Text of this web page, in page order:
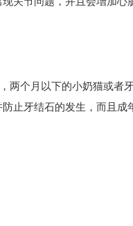
两个月以下的小奶猫或者
止牙结石的发生，而且